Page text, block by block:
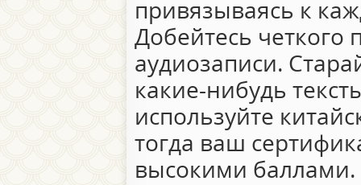
привязываясь к
Добейтесь
аудиозаписи.
какие-нибудь
используйте
тогда ваш
высокими баллами.